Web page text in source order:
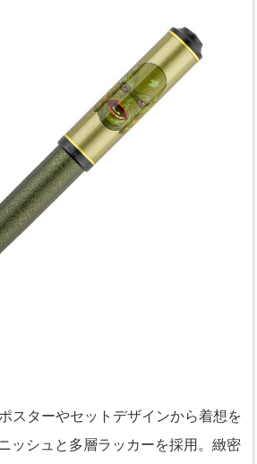
スターやセットデザインから着想を
ッシュと多層ラッカーを採用。緻密